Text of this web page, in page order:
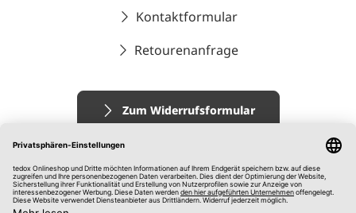
Kontaktformular
Retourenanfrage
Zum Widerrufsformular
Impressum
AGB